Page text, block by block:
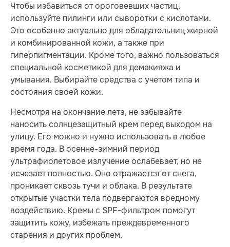
Чтобы избавиться от ороговевших частиц,
используйте пилинги или сыворотки с кислотами.
Это особенно актуально для обладательниц жирной
и комбинированной кожи, а также при
гиперпигментации. Кроме того, важно пользоваться
специальной косметикой для демакияжа и
умывания. Выбирайте средства с учетом типа и
состояния своей кожи.
Несмотря на окончание лета, не забывайте
наносить солнцезащитный крем перед выходом на
улицу. Его можно и нужно использовать в любое
время года. В осенне-зимний период
ультрафиолетовое излучение ослабевает, но не
исчезает полностью. Оно отражается от снега,
проникает сквозь тучи и облака. В результате
открытые участки тела подвергаются вредному
воздействию. Кремы с SPF-фильтром помогут
защитить кожу, избежать преждевременного
старения и других проблем.